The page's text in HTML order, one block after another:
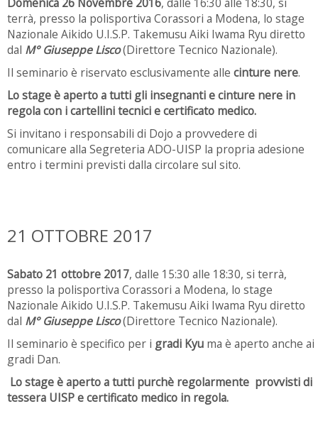
terrà, presso la polisportiva Corassori a Modena, lo stage
Nazionale Aikido U.I.S.P. Takemusu Aiki Iwama Ryu diretto
dal M° Giuseppe Lisco(Direttore Tecnico Nazionale).
Il seminario è riservato esclusivamente alle cinture nere.
Lo stage è aperto a tutti gli insegnanti e cinture nere in
regola con i cartellini tecnici e certificato medico.
Si invitano i responsabili di Dojo a provvedere di
comunicare alla Segreteria ADO-UISP la propria adesione
entro i termini previsti dalla circolare sul sito.
21 OTTOBRE 2017
Sabato 21 ottobre 2017, dalle 15:30 alle 18:30, si terrà,
presso la polisportiva Corassori a Modena, lo stage
Nazionale Aikido U.I.S.P. Takemusu Aiki Iwama Ryu diretto
dal M° Giuseppe Lisco(Direttore Tecnico Nazionale).
Il seminario è specifico per i gradi Kyu ma è aperto anche ai
gradi Dan.
Lo stage è aperto a tutti purchè regolarmente provvisti di
tessera UISP e certificato medico in regola.